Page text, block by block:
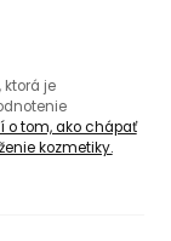
ktorá je
tom, ako chápať
kozmetiky.